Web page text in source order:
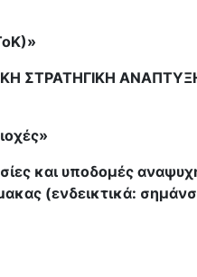
ΣΤΡΑΤΗΓΙΚΗ
και υποδομές
(ενδεικτικά: